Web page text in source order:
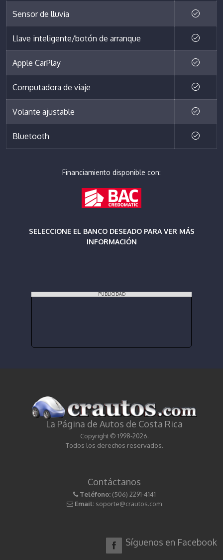
Sensor de lluvia
Llave inteligente/botón de arranque
Apple CarPlay
Computadora de viaje
Volante ajustable
Bluetooth
Financiamiento disponible con:
SELECCIONE EL BANCO DESEADO PARA VER MÁS
INFORMACIÓN
PUBLICIDAD
La Página de Autos de Costa Rica
Copyright © 1998-2026.
Todos los derechos reservados.
Contáctanos
Teléfono: (506) 2291-4141
Email: soporte@crautos.com
Síguenos en Facebook